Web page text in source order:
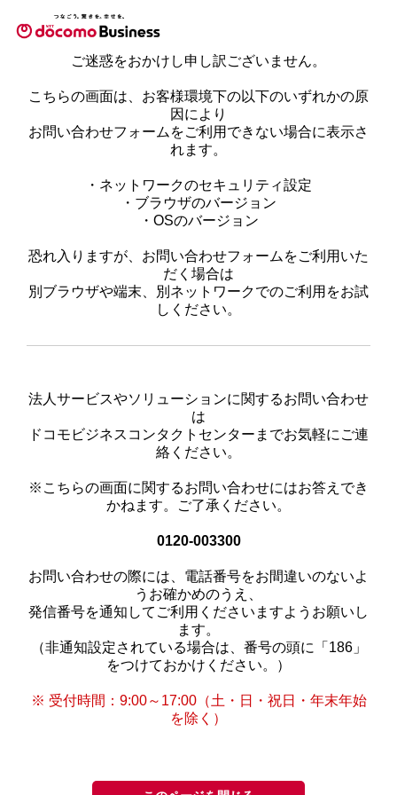
ご迷惑をおかけし申し訳ございません。
こちらの画面は、お客様環境下の以下のいずれかの原
因により
お問い合わせフォームをご利用できない場合に表示さ
れます。
・ネットワークのセキュリティ設定
・ブラウザのバージョン
・OSのバージョン
恐れ入りますが、お問い合わせフォームをご利用いた
だく場合は
別ブラウザや端末、別ネットワークでのご利用をお試
しください。
法人サービスやソリューションに関するお問い合わせ
は
ドコモビジネスコンタクトセンターまでお気軽にご連
絡ください。
※こちらの画面に関するお問い合わせにはお答えでき
かねます。ご了承ください。
0120-003300
お問い合わせの際には、電話番号をお間違いのないよ
うお確かめのうえ、
発信番号を通知してご利用くださいますようお願いし
ます。
（非通知設定されている場合は、番号の頭に「186」
をつけておかけください。）
※ 受付時間：9:00～17:00（土・日・祝日・年末年始
を除く）